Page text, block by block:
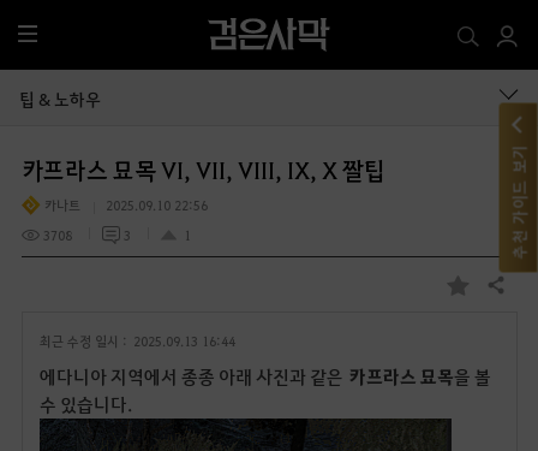
전
체
메
팁 & 노하우
카프라스 묘목 VI, VII, VIII, IX, X 짤팁
카나트
2025.09.10 22:56
3708
3 1
즐
기
공유하기
최근 수정 일시 : 2025.09.13 16:44
에다니아 지역에서 종종 아래 사진과 같은 카프라스 묘목을 볼
수 있습니다.
추천 가이드 보기